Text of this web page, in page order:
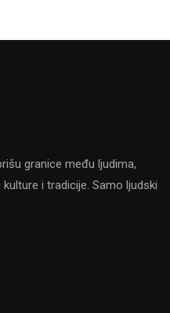
granice među ljudima,
i tradicije. Samo ljudski